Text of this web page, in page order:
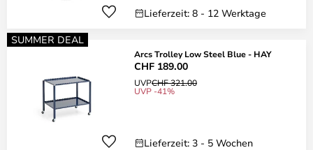
Lieferzeit: 8 - 12 Werktage
SUMMER DEAL
Arcs Trolley Low Steel Blue - HAY
CHF 189.00
UVPCHF 321.00
UVP -41%
Lieferzeit: 3 - 5 Wochen